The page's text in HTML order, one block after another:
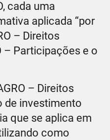
cada uma
aplicada “por
– Direitos
– Participações e o
– Direitos
de investimento
que se aplica em
como